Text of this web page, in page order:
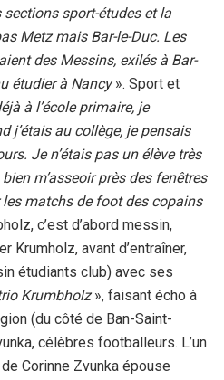
sections sport-études et la
Metz mais Bar-le-Duc. Les
des Messins, exilés à Bar-
étudier à Nancy». Sport et
à l’école primaire, je
j’étais au collège, je pensais
Je n’étais pas un élève très
m’asseoir près des fenêtres
matchs de foot des copains
c’est d’abord messin,
Krumholz, avant d’entraîner,
étudiants club) avec ses
Krumbholz », faisant écho à
(du côté de Ban-Saint-
célèbres footballeurs. L’un
Corinne Zvunka épouse